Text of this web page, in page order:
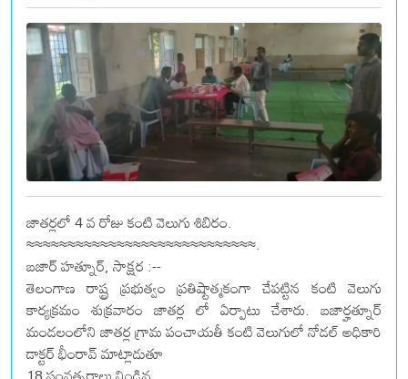
జాతర్లలో 4 వ రోజు కంటి వెలుగు శిబిరం.
≈≈≈≈≈≈≈≈≈≈≈≈≈≈≈≈≈≈≈≈≈≈≈≈≈≈≈≈.
బజార్ హత్నూర్, సాక్షర :--
తెలంగాణ రాష్ట్ర ప్రభుత్వం ప్రతిష్టాత్మకంగా చేపట్టిన కంటి వెలుగు
కార్యక్రమం శుక్రవారం జాతర్ల లో ఏర్పాటు చేశారు. బజార్హత్నూర్
మండలంలోని జాతర్ల గ్రామ పంచాయతీ కంటి వెలుగులో నోడల్ అధికారి
డాక్టర్ భీంరావ్ మాట్లాడుతూ